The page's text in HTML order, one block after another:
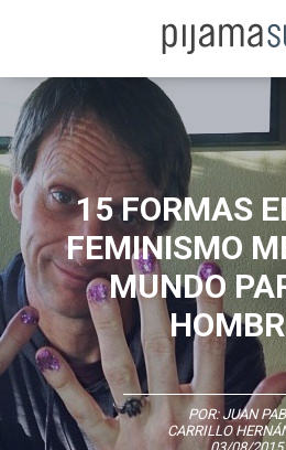
15 FORMAS
FEMINISMO
MUNDO
POR: JUAN
CARRILLO